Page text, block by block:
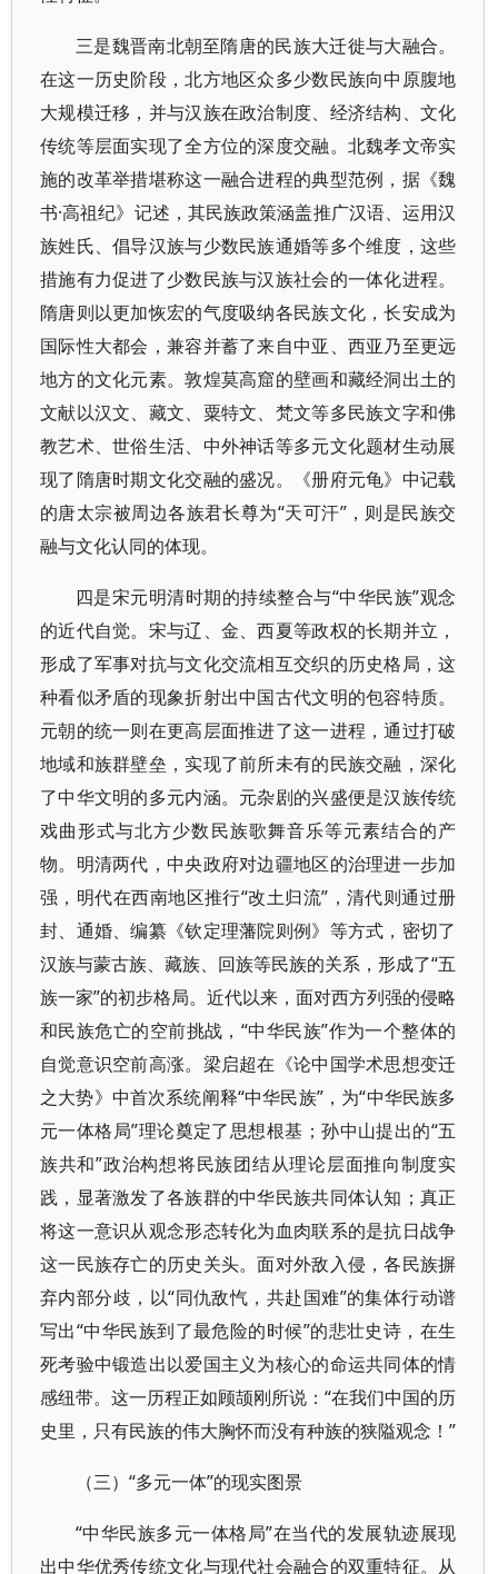
三是魏晋南北朝至隋唐的民族大迁徙与大融合。
在这一历史阶段，北方地区众多少数民族向中原腹地
大规模迁移，并与汉族在政治制度、经济结构、文化
传统等层面实现了全方位的深度交融。北魏孝文帝实
施的改革举措堪称这一融合进程的典型范例，据《魏
书·高祖纪》记述，其民族政策涵盖推广汉语、运用汉
族姓氏、倡导汉族与少数民族通婚等多个维度，这些
措施有力促进了少数民族与汉族社会的一体化进程。
隋唐则以更加恢宏的气度吸纳各民族文化，长安成为
国际性大都会，兼容并蓄了来自中亚、西亚乃至更远
地方的文化元素。敦煌莫高窟的壁画和藏经洞出土的
文献以汉文、藏文、粟特文、梵文等多民族文字和佛
教艺术、世俗生活、中外神话等多元文化题材生动展
现了隋唐时期文化交融的盛况。《册府元龟》中记载
的唐太宗被周边各族君长尊为“天可汗”，则是民族交
融与文化认同的体现。
四是宋元明清时期的持续整合与“中华民族”观念
的近代自觉。宋与辽、金、西夏等政权的长期并立，
形成了军事对抗与文化交流相互交织的历史格局，这
种看似矛盾的现象折射出中国古代文明的包容特质。
元朝的统一则在更高层面推进了这一进程，通过打破
地域和族群壁垒，实现了前所未有的民族交融，深化
了中华文明的多元内涵。元杂剧的兴盛便是汉族传统
戏曲形式与北方少数民族歌舞音乐等元素结合的产
物。明清两代，中央政府对边疆地区的治理进一步加
强，明代在西南地区推行“改土归流”，清代则通过册
封、通婚、编纂《钦定理藩院则例》等方式，密切了
汉族与蒙古族、藏族、回族等民族的关系，形成了“五
族一家”的初步格局。近代以来，面对西方列强的侵略
和民族危亡的空前挑战，“中华民族”作为一个整体的
自觉意识空前高涨。梁启超在《论中国学术思想变迁
之大势》中首次系统阐释“中华民族”，为“中华民族多
元一体格局”理论奠定了思想根基；孙中山提出的“五
族共和”政治构想将民族团结从理论层面推向制度实
践，显著激发了各族群的中华民族共同体认知；真正
将这一意识从观念形态转化为血肉联系的是抗日战争
这一民族存亡的历史关头。面对外敌入侵，各民族摒
弃内部分歧，以“同仇敌忾，共赴国难”的集体行动谱
写出“中华民族到了最危险的时候”的悲壮史诗，在生
死考验中锻造出以爱国主义为核心的命运共同体的情
感纽带。这一历程正如顾颉刚所说：“在我们中国的历
史里，只有民族的伟大胸怀而没有种族的狭隘观念！”
（三）“多元一体”的现实图景
“中华民族多元一体格局”在当代的发展轨迹展现
出中华优秀传统文化与现代社会融合的双重特征。从